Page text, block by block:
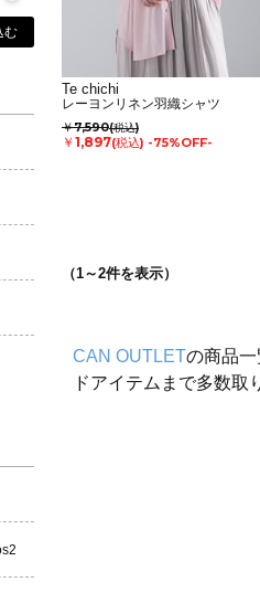
む
Te chichi
レーヨンリネン羽織シャツ
￥7,590(税込)
￥1,897(税込) -75%OFF-
（1～2件を表示）
CAN OUTLETの商品一
ドアイテムまで多数取